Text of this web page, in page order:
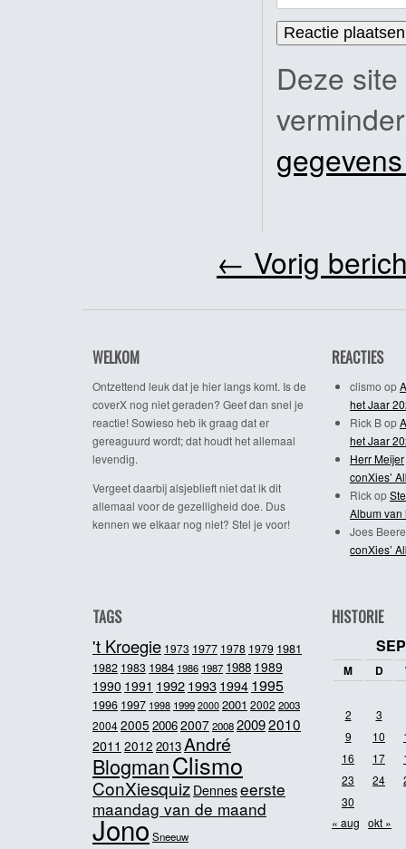
Deze
← Vorig
WELKOM
Ontzettend leuk dat je hier langs komt. Is de
coverX nog niet geraden? Geef dan snel je
reactie! Sowieso heb ik graag dat er
gereaguurd wordt; dat houdt het allemaal
levendig.
Vergeet daarbij alsjeblieft niet dat ik dit
allemaal voor de gezelligheid doe. Dus
kennen we elkaar nog niet? Stel je voor!
REACTIES
clismo op
het Jaar
Rick Bop
het Jaar
Herr Meijer
conXies’
Rickop
Album van
Joes
conXies’
TAGS
't Kroegie 1973 1977 1978 1979 1981
1982 1983 1984 1986 1987 1988 1989
1990 1991 19921993 1994 1995
1996 1997 1998 1999 2000 2001 2002 2003
20042005 20062007200820092010
2011 2012 2013André
BlogmanClismo
ConXiesquiz Denneseerste
maandag van de maand
JonoSneeuw
HISTORIE
M D
2
3
9
10
16
17
23
24
30
« aug okt »